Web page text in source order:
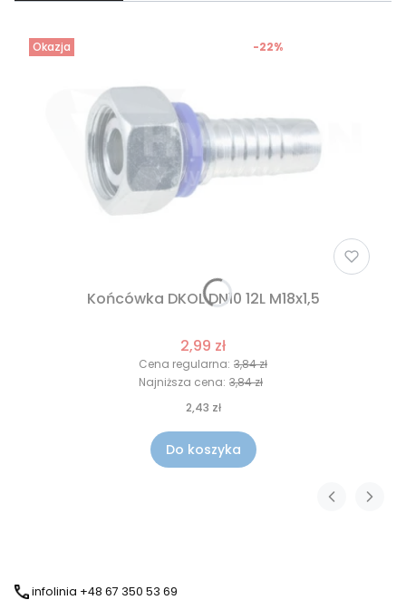
Okazja
Końcówka DKOL DN10 12L M18x1,5
2,99 zł
Cena regularna: 3,84 zł
-22%
Najniższa cena: 3,84 zł
2,43 zł
Do koszyka
infolinia +48 67 350 53 69